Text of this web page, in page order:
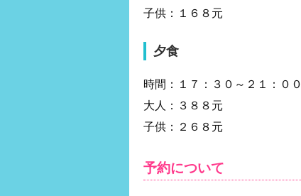
子供：１６８元
夕食
時間：１７：３０～２１：００
大人：３８８元
子供：２６８元
予約について